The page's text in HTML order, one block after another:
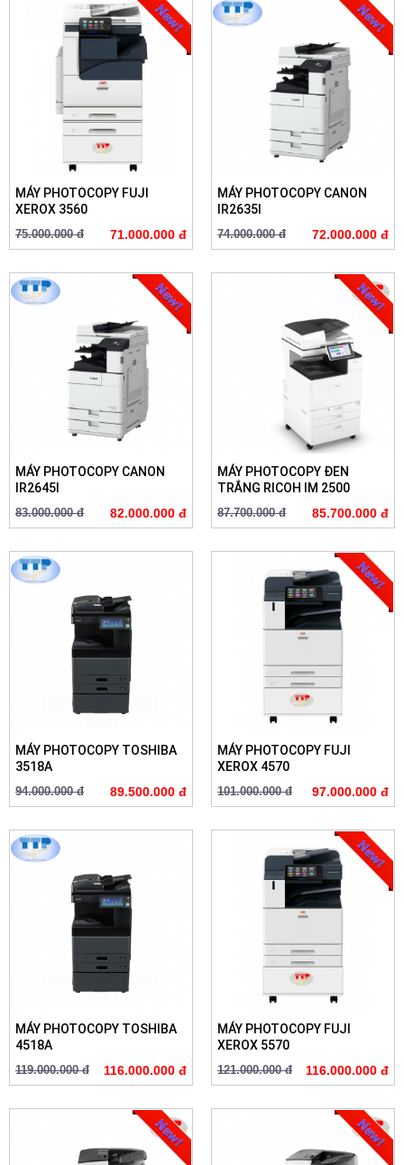
MÁY PHOTOCOPY FUJI
XEROX 3560
75.000.000 đ 71.000.000 đ
MÁY PHOTOCOPY CANON
IR2635I
74.000.000 đ 72.000.000 đ
MÁY PHOTOCOPY CANON
IR2645I
83.000.000 đ 82.000.000 đ
MÁY PHOTOCOPY ĐEN
TRẮNG RICOH IM 2500
87.700.000 đ 85.700.000 đ
MÁY PHOTOCOPY TOSHIBA
3518A
94.000.000 đ 89.500.000 đ
MÁY PHOTOCOPY FUJI
XEROX 4570
101.000.000 đ 97.000.000 đ
MÁY PHOTOCOPY TOSHIBA
4518A
119.000.000 đ 116.000.000 đ
MÁY PHOTOCOPY FUJI
XEROX 5570
121.000.000 đ 116.000.000 đ